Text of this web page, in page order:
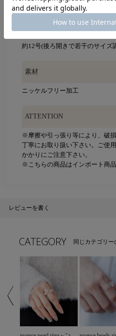
約12号(後ろ開きで若干のサイズ
素材
ニッケルフリー加工
ATTENTION
※摩擦や引っ張り等により、破
丁寧にお取り扱い下さい。ご使
かかりにご注意下さい。
※こちらの商品はインポート商品
レビューを書く
CATEGORY 同じカテゴリ